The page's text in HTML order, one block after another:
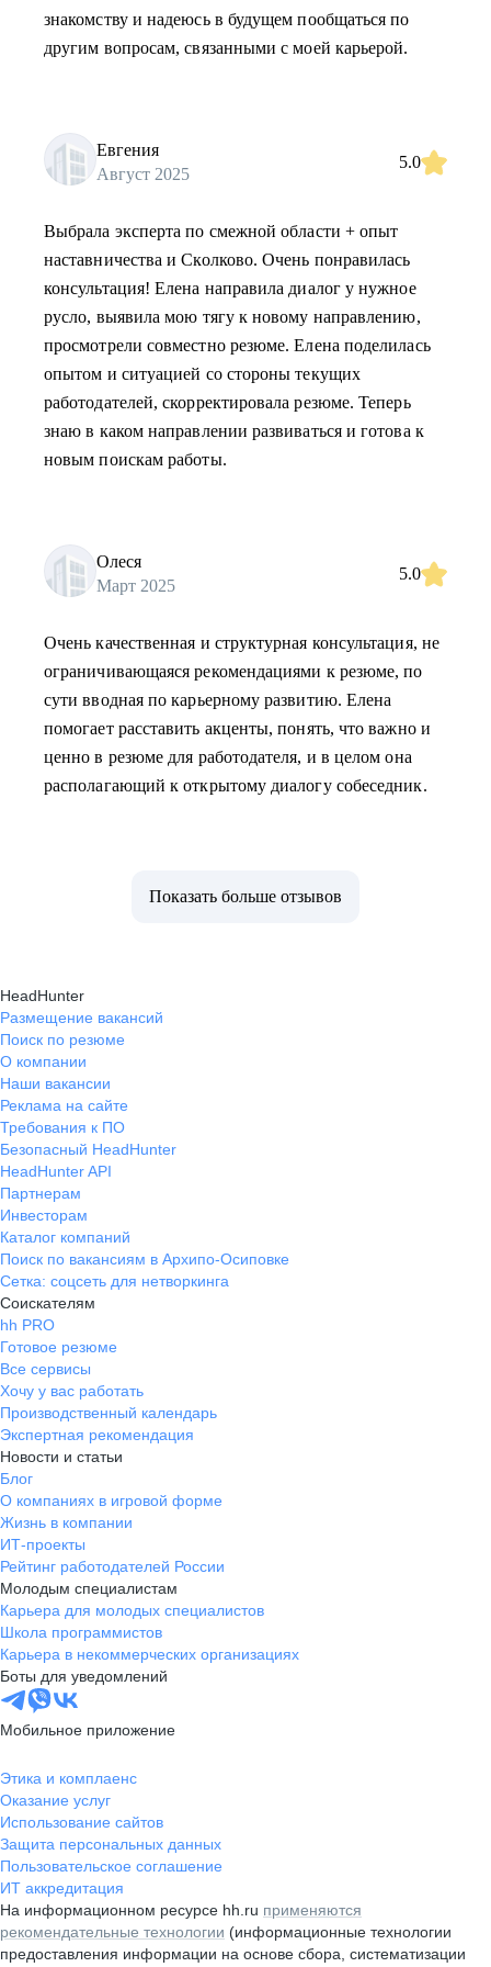
знакомству и надеюсь в будущем пообщаться по
другим вопросам, связанными с моей карьерой.
Евгения
Август 2025
5.0
Выбрала эксперта по смежной области + опыт
наставничества и Сколково. Очень понравилась
консультация! Елена направила диалог у нужное
русло, выявила мою тягу к новому направлению,
просмотрели совместно резюме. Елена поделилась
опытом и ситуацией со стороны текущих
работодателей, скорректировала резюме. Теперь
знаю в каком направлении развиваться и готова к
новым поискам работы.
Олеся
Март 2025
5.0
Очень качественная и структурная консультация, не
ограничивающаяся рекомендациями к резюме, по
сути вводная по карьерному развитию. Елена
помогает расставить акценты, понять, что важно и
ценно в резюме для работодателя, и в целом она
располагающий к открытому диалогу собеседник.
Показать больше отзывов
HeadHunter
Размещение вакансий
Поиск по резюме
О компании
Наши вакансии
Реклама на сайте
Требования к ПО
Безопасный HeadHunter
HeadHunter API
Партнерам
Инвесторам
Каталог компаний
Поиск по вакансиям в Архипо-Осиповке
Сетка: соцсеть для нетворкинга
Соискателям
hh PRO
Готовое резюме
Все сервисы
Хочу у вас работать
Производственный календарь
Экспертная рекомендация
Новости и статьи
Блог
О компаниях в игровой форме
Жизнь в компании
ИТ-проекты
Рейтинг работодателей России
Молодым специалистам
Карьера для молодых специалистов
Школа программистов
Карьера в некоммерческих организациях
Боты для уведомлений
Мобильное приложение
Этика и комплаенс
Оказание услуг
Использование сайтов
Защита персональных данных
Пользовательское соглашение
ИТ аккредитация
На информационном ресурсе hh.ru применяются
рекомендательные технологии (информационные технологии
предоставления информации на основе сбора, систематизации